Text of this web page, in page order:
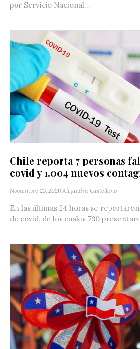
por Servicio Nacional...
Chile reporta 7 personas
covid y 1.004 nuevos
Noviembre 25, 2020 Alejandra Castellano
En las últimas 24 horas se reportaron
de covid, de los cuales 780